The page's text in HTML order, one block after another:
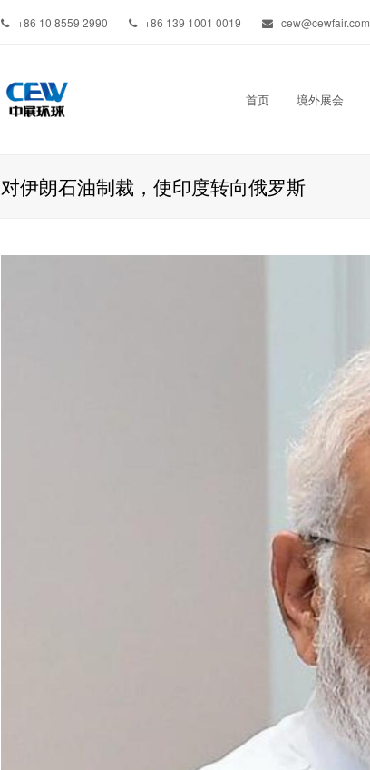
+86 10 8559 2990 +86 139 1001 0019 cew@cewfair.com
首页 境外展会
对伊朗石油制裁，使印度转向俄罗斯